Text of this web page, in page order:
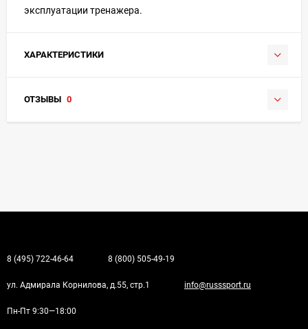
эксплуатации тренажера.
ХАРАКТЕРИСТИКИ
ОТЗЫВЫ 0
8 (495) 722-46-64 8 (800) 505-49-19
ул. Адмирала Корнилова, д.55, стр.1 info@russsport.ru
Пн-Пт 9:30—18:00